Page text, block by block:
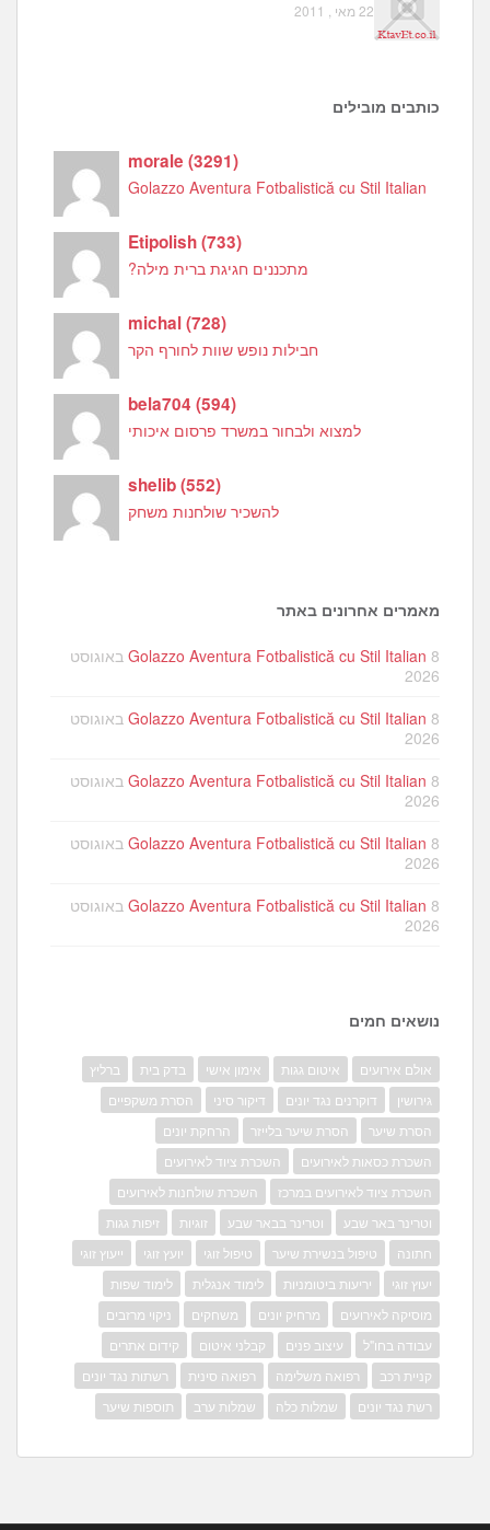
22 מאי , 2011
כותבים מובילים
morale(3291)
Golazzo Aventura Fotbalistică cu Stil Italian
Etipolish(733)
מתכננים חגיגת ברית מילה?
michal(728)
חבילות נופש שוות לחורף הקר
bela704(594)
למצוא ולבחור במשרד פרסום איכותי
shelib(552)
להשכיר שולחנות משחק
מאמרים אחרונים באתר
Golazzo Aventura Fotbalistică cu Stil Italian 8 באוגוסט
2026
Golazzo Aventura Fotbalistică cu Stil Italian 8 באוגוסט
2026
Golazzo Aventura Fotbalistică cu Stil Italian 8 באוגוסט
2026
Golazzo Aventura Fotbalistică cu Stil Italian 8 באוגוסט
2026
Golazzo Aventura Fotbalistică cu Stil Italian 8 באוגוסט
2026
נושאים חמים
אולם אירועים איטום גגות אימון אישי בדק בית
ברליץ
גירושין
דוקרנים נגד יונים דיקור סיני
הסרת משקפיים
הסרת שיער
הסרת שיער בלייזר
הרחקת יונים
השכרת כסאות לאירועים
השכרת ציוד לאירועים
השכרת ציוד לאירועים במרכז
השכרת שולחנות לאירועים
וטרינר באר שבע
וטרינר בבאר שבע זוגיות
זיפות גגות
חתונה
טיפול בנשירת שיער טיפול זוגי יועץ זוגי
ייעוץ זוגי
יעוץ זוגי
יריעות ביטומניות לימוד אנגלית
לימוד שפות
מוסיקה לאירועים
מרחיק יונים משחקים
ניקוי מרזבים
עבודה בחו"ל
עיצוב פנים קבלני איטום
קידום אתרים
קניית רכב
רפואה משלימה רפואה סינית
רשתות נגד יונים
רשת נגד יונים
שמלות כלה שמלות ערב תוספות שיער